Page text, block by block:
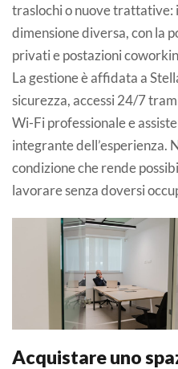
traslochi o nuove trattative:
dimensione diversa, con la
privati e postazioni
La gestione è affidata a
sicurezza, accessi 24/7
Wi-Fi professionale e
integrante dell’esperienza.
condizione che rende
lavorare senza doversi
Acquistare uno